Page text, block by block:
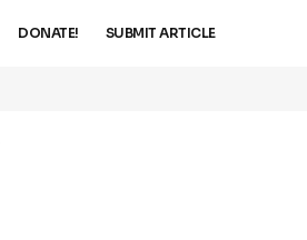
DONATE! SUBMIT ARTICLE